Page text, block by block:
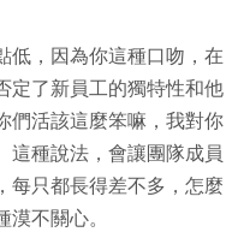
低，因為你這種口吻，在
定了新員工的獨特性和他
們活該這麼笨嘛，我對你
這種說法，會讓團隊成員
每只都長得差不多，怎麼
漠不關心。